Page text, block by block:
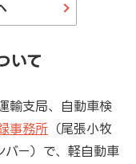
いて
輸支局、自動車検
事務所（尾張小牧
バー）で、軽自動車